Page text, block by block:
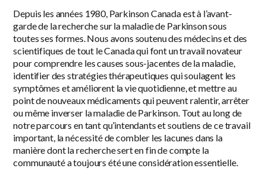
Depuis les années 1980, Parkinson Canada est à l’avant-
garde de la recherche sur la maladie de Parkinson sous
toutes ses formes. Nous avons soutenu des médecins et des
scientifiques de tout le Canada qui font un travail novateur
pour comprendre les causes sous-jacentes de la maladie,
identifier des stratégies thérapeutiques qui soulagent les
symptômes et améliorent la vie quotidienne, et mettre au
point de nouveaux médicaments qui peuvent ralentir, arrêter
ou même inverser la maladie de Parkinson. Tout au long de
notre parcours en tant qu’intendants et soutiens de ce travail
important, la nécessité de combler les lacunes dans la
manière dont la recherche sert en fin de compte la
communauté a toujours été une considération essentielle.